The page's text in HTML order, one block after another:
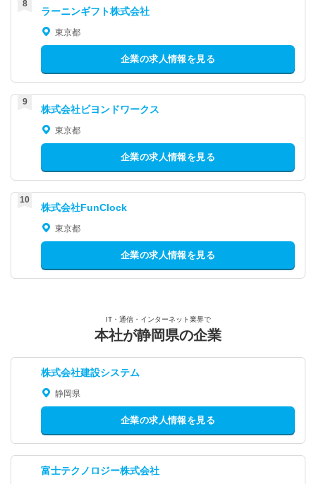
ラーニンギフト株式会社
東京都
企業の求人情報を見る
株式会社ビヨンドワークス
東京都
企業の求人情報を見る
株式会社FunClock
東京都
企業の求人情報を見る
IT・通信・インターネット業界で
本社が静岡県の企業
株式会社建設システム
静岡県
企業の求人情報を見る
富士テクノロジー株式会社